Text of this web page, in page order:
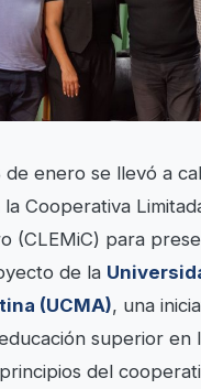
de enero se llevó a
Cooperativa
(CLEMiC) para
de la
(UCMA), una
superior en
del